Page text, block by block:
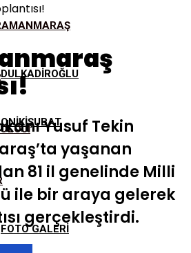
DULKADİROĞLU
ONİKİŞUBAT
FOTO GALERİ
Yusuf Tekin
yaşanan
81 il genelinde Milli
ile bir araya gelerek
gerçekleştirdi.